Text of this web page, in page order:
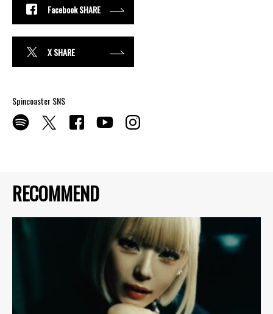
RECOMMEND
Facebook SHARE
X SHARE
Spincoaster SNS